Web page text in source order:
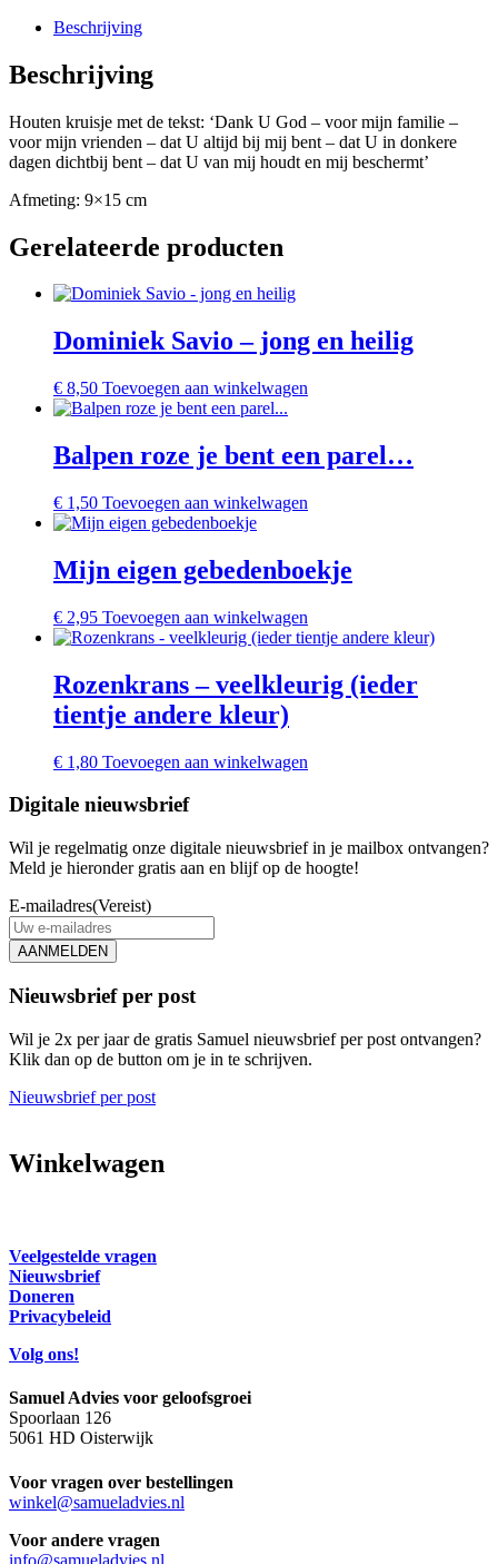
Beschrijving
Beschrijving
Houten kruisje met de tekst: ‘Dank U God – voor mijn familie –
voor mijn vrienden – dat U altijd bij mij bent – dat U in donkere
dagen dichtbij bent – dat U van mij houdt en mij beschermt’
Afmeting: 9×15 cm
Gerelateerde producten
Dominiek Savio – jong en heilig
€ 8,50 Toevoegen aan winkelwagen
Balpen roze je bent een parel…
€ 1,50 Toevoegen aan winkelwagen
Mijn eigen gebedenboekje
€ 2,95 Toevoegen aan winkelwagen
Rozenkrans – veelkleurig (ieder
tientje andere kleur)
€ 1,80 Toevoegen aan winkelwagen
Digitale nieuwsbrief
Wil je regelmatig onze digitale nieuwsbrief in je mailbox ontvangen?
Meld je hieronder gratis aan en blijf op de hoogte!
E-mailadres(Vereist)
AANMELDEN
Nieuwsbrief per post
Wil je 2x per jaar de gratis Samuel nieuwsbrief per post ontvangen?
Klik dan op de button om je in te schrijven.
Nieuwsbrief per post
Winkelwagen
Veelgestelde vragen
Nieuwsbrief
Doneren
Privacybeleid
Volg ons!
Samuel Advies voor geloofsgroei
Spoorlaan 126
5061 HD Oisterwijk
Voor vragen over bestellingen
winkel@samueladvies.nl
Voor andere vragen
info@samueladvies.nl